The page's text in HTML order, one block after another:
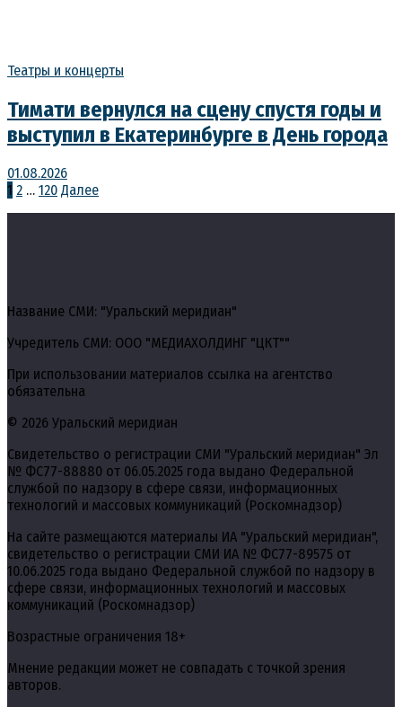
Театры и концерты
Тимати вернулся на сцену спустя годы и
выступил в Екатеринбурге в День города
01.08.2026
Пагинация
1 2 … 120 Далее
Название СМИ: "Уральский меридиан"
Учредитель СМИ: ООО "МЕДИАХОЛДИНГ "ЦКТ""
При использовании материалов ссылка на агентство
обязательна
© 2026 Уральский меридиан
Свидетельство о регистрации СМИ "Уральский меридиан" Эл
№ ФС77-88880 от 06.05.2025 года выдано Федеральной
службой по надзору в сфере связи, информационных
технологий и массовых коммуникаций (Роскомнадзор)
На сайте размещаются материалы ИА "Уральский меридиан",
свидетельство о регистрации СМИ ИА № ФС77-89575 от
10.06.2025 года выдано Федеральной службой по надзору в
сфере связи, информационных технологий и массовых
коммуникаций (Роскомнадзор)
Возрастные ограничения 18+
Мнение редакции может не совпадать с точкой зрения
авторов.